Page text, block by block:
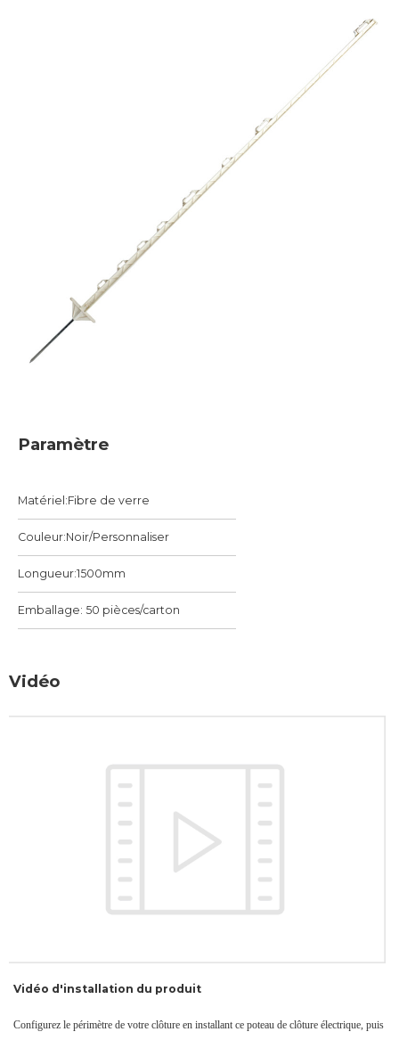
Paramètre
Matériel:Fibre de verre
Couleur:Noir/Personnaliser
Longueur:1500mm
Emballage: 50 pièces/carton
Vidéo
Vidéo d'installation du produit
Configurez le périmètre de votre clôture en installant ce poteau de clôture électrique, puis